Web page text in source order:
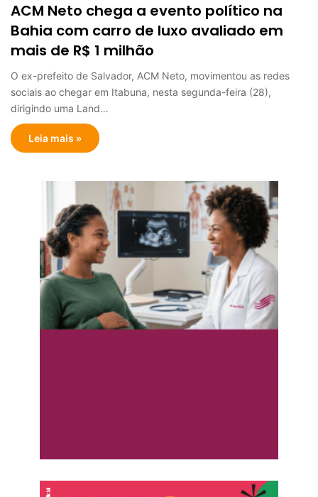
ACM Neto chega a evento político na
Bahia com carro de luxo avaliado em
mais de R$ 1 milhão
O ex-prefeito de Salvador, ACM Neto, movimentou as redes
sociais ao chegar em Itabuna, nesta segunda-feira (28),
dirigindo uma Land…
Leia mais »